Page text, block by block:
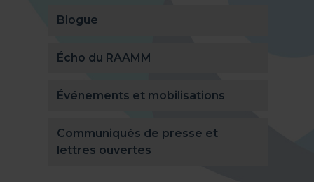
Blogue
Écho du RAAMM
Événements et mobilisations
Communiqués de presse et
lettres ouvertes